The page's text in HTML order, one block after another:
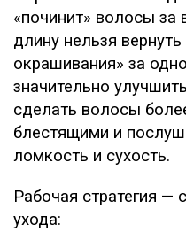
«починит» волосы
длину нельзя
окрашивания» за
значительно
сделать волосы
блестящими и
ломкость и сухость.
Рабочая стратегия —
ухода: